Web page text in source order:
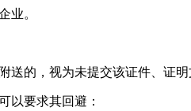
业。
的，视为未提交该证件、证明
以要求其回避：